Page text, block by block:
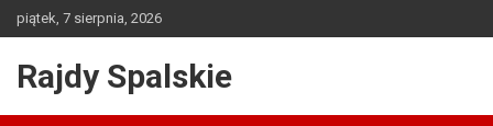
Skip
to
piątek, 7 sierpnia, 2026
Rajdy Spalskie